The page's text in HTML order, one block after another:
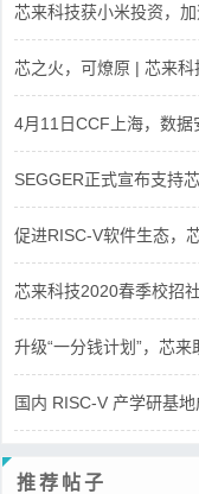
芯来科技获小米投资，
芯之火，可燎原 | 芯来科
4月11日CCF上海，数
SEGGER正式宣布支持
促进RISC-V软件生态，
芯来科技2020春季校招
升级“一分钱计划”，芯
国内 RISC-V 产学研基
推荐帖子